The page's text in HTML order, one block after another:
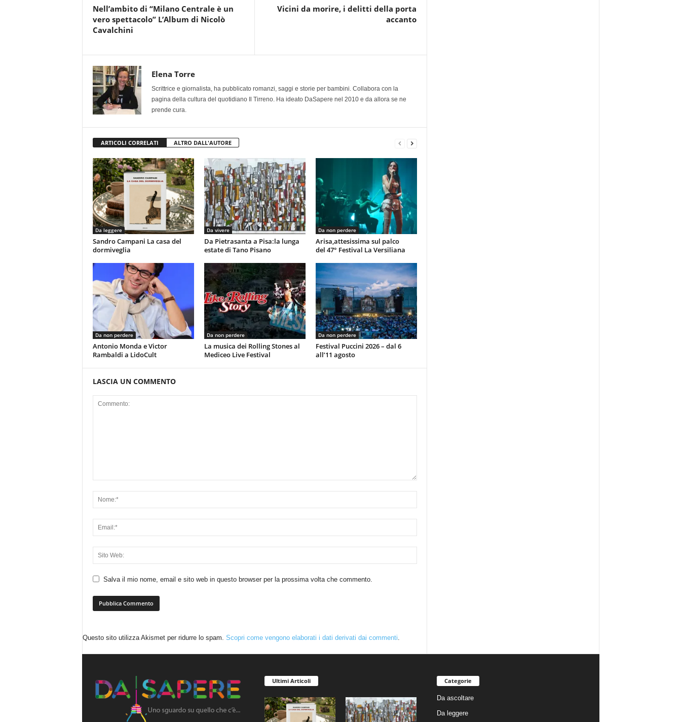
Nell’ambito di “Milano Centrale è un
vero spettacolo” L’Album di Nicolò
Cavalchini
Vicini da morire, i delitti della porta
accanto
Elena Torre
Scrittrice e giornalista, ha pubblicato romanzi, saggi e storie per bambini. Collabora con la
pagina della cultura del quotidiano Il Tirreno. Ha ideato DaSapere nel 2010 e da allora se ne
prende cura.
ARTICOLI CORRELATI ALTRO DALL'AUTORE
Da leggere
Sandro Campani La casa del
dormiveglia
Da vivere
Da Pietrasanta a Pisa:la lunga
estate di Tano Pisano
Da non perdere
Arisa,attesissima sul palco
del 47° Festival La Versiliana
Da non perdere
Antonio Monda e Victor
Rambaldi a LidoCult
Da non perdere
La musica dei Rolling Stones al
Mediceo Live Festival
Da non perdere
Festival Puccini 2026 – dal 6
all’11 agosto
LASCIA UN COMMENTO
Salva il mio nome, email e sito web in questo browser per la prossima volta che commento.
Questo sito utilizza Akismet per ridurre lo spam. Scopri come vengono elaborati i dati derivati dai commenti.
Ultimi Articoli Categorie
Da ascoltare
Da leggere